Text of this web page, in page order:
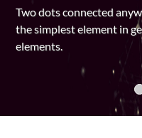
Triangle is the simplest
connected dots
complex objects.